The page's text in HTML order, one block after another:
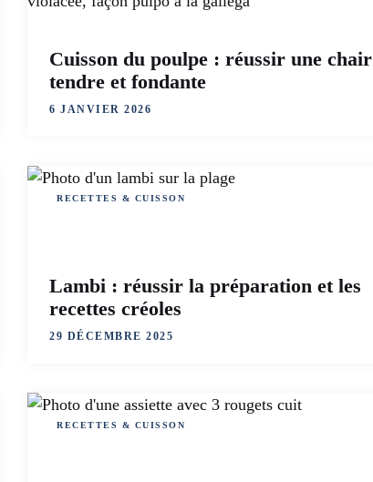
Cuisson du poulpe : réussir une chair
tendre et fondante
6 JANVIER 2026
RECETTES & CUISSON
Lambi : réussir la préparation et les
recettes créoles
29 DÉCEMBRE 2025
RECETTES & CUISSON